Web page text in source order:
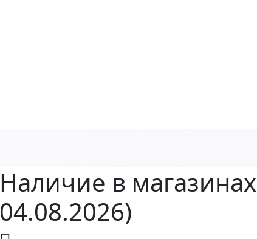
Наличие в магазинах
04.08.2026)